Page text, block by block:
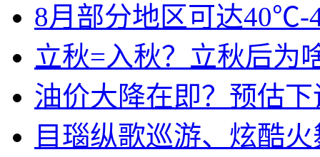
8月部分地区可达
立秋=入秋？立秋后为
油价大降在即？预估下
目瑙纵歌巡游、炫酷